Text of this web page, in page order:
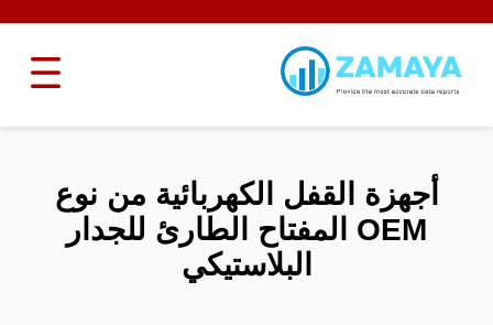
أجهزة القفل الكهربائية من نوع
OEM المفتاح الطارئ للجدار
البلاستيكي